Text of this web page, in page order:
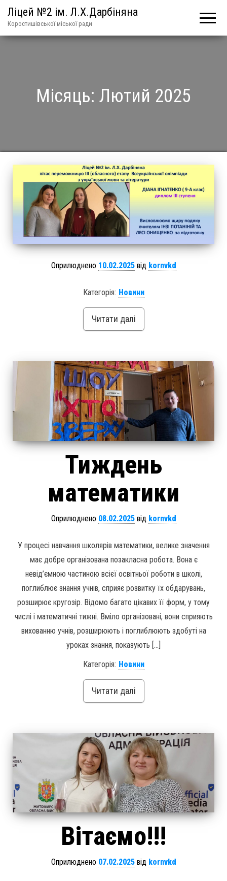
Ліцей №2 ім. Л.Х.Дарбіняна
Коростишівської міської ради
Місяць: Лютий 2025
Оприлюднено 10.02.2025 від kornvkd
Категорія: Новини
Читати далі
Тиждень
математики
Оприлюднено 08.02.2025 від kornvkd
У процесі навчання школярів математики, велике значення
має добре організована позакласна робота. Вона є
невід’ємною частиною всієї освітньої роботи в школі,
поглиблює знання учнів, сприяє розвитку їх обдарувань,
розширює кругозір. Відомо багато цікавих її форм, у тому
числі і математичні тижні. Вміло організовані, вони сприяють
вихованню учнів, розширюють і поглиблюють здобуті на
уроках знання, показують […]
Категорія: Новини
Читати далі
Вітаємо!!!
Оприлюднено 07.02.2025 від kornvkd